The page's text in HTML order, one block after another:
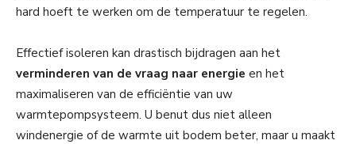
hard hoeft te werken om de temperatuur te regelen.
Effectief isoleren kan drastisch bijdragen aan het
verminderen van de vraag naar energie en het
maximaliseren van de efficiëntie van uw
warmtepompsysteem. U benut dus niet alleen
windenergie of de warmte uit bodem beter, maar u maakt